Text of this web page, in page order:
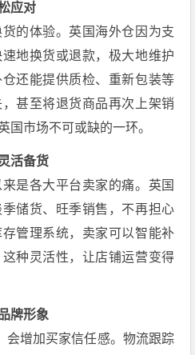
应对
的体验。英国海外仓因为支
地换货或退款，极大地维护
还能提供质检、重新包装等
甚至将退货商品再次上架销
国市场不可或缺的一环。
活备货
是各大平台卖家的痛。英国
储货、旺季销售，不再担心
管理系统，卖家可以智能补
种灵活性，让店铺运营变得
牌形象
会增加买家信任感。物流跟踪